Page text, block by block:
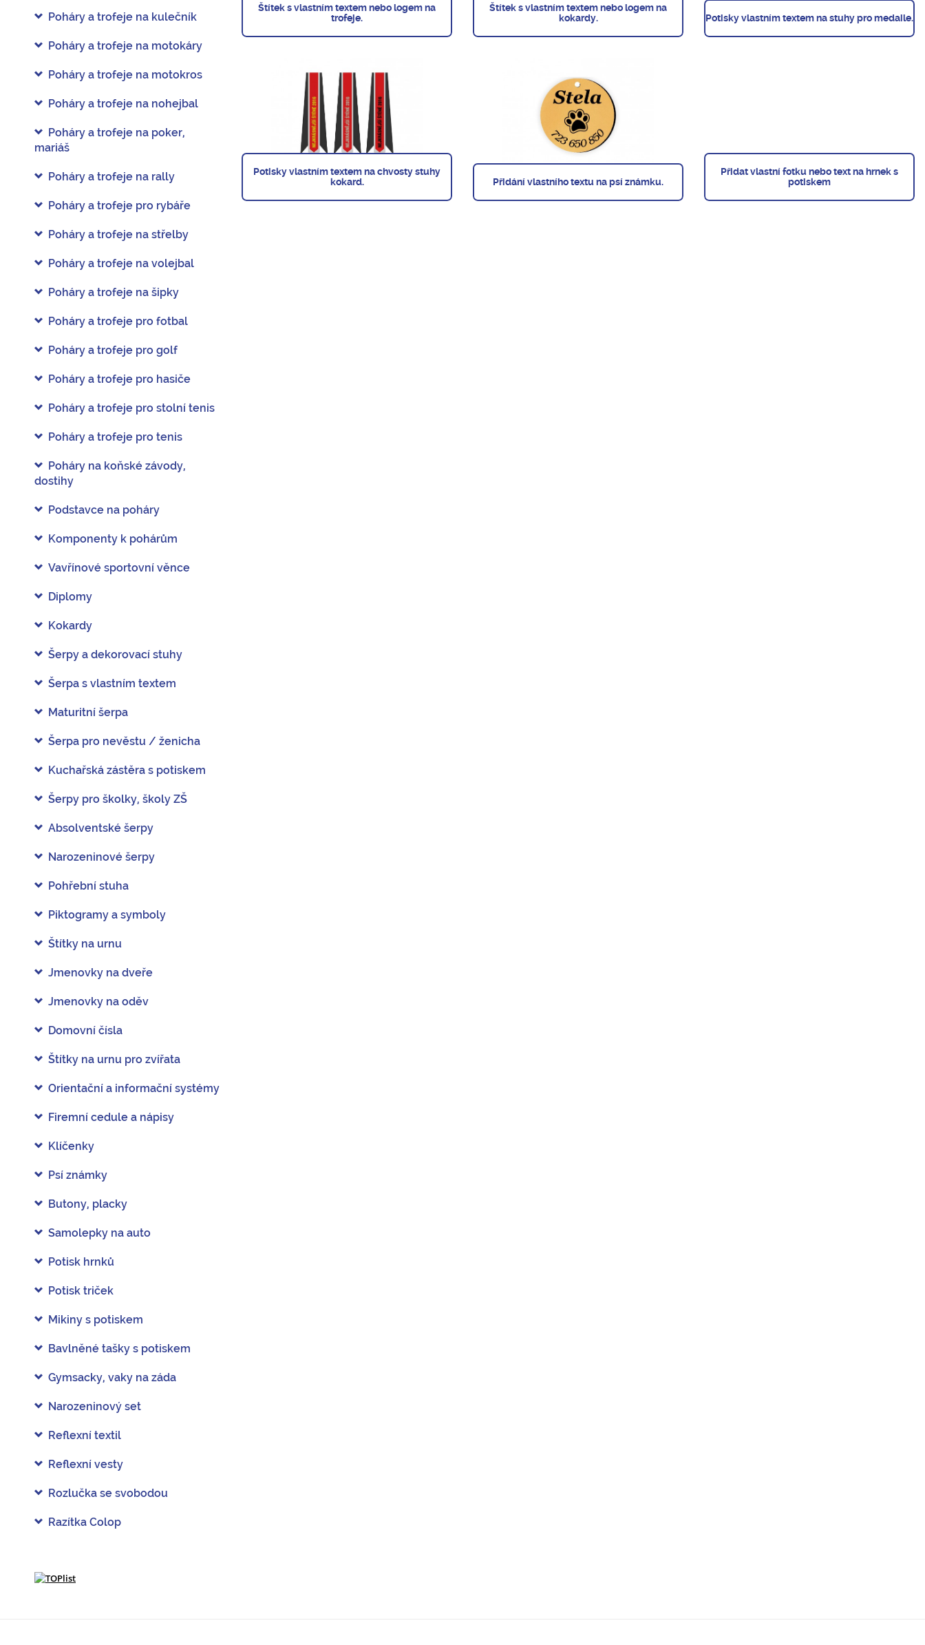
Poháry a trofeje na kulečník
Poháry a trofeje na motokáry
Poháry a trofeje na motokros
Poháry a trofeje na nohejbal
Poháry a trofeje na poker,
mariáš
Poháry a trofeje na rally
Poháry a trofeje pro rybáře
Poháry a trofeje na střelby
Poháry a trofeje na volejbal
Poháry a trofeje na šipky
Poháry a trofeje pro fotbal
Poháry a trofeje pro golf
Poháry a trofeje pro hasiče
Poháry a trofeje pro stolní tenis
Poháry a trofeje pro tenis
Poháry na koňské závody,
dostihy
Podstavce na poháry
Komponenty k pohárům
Vavřínové sportovní věnce
Diplomy
Kokardy
Šerpy a dekorovací stuhy
Šerpa s vlastním textem
Maturitní šerpa
Šerpa pro nevěstu / ženicha
Kuchařská zástěra s potiskem
Šerpy pro školky, školy ZŠ
Absolventské šerpy
Narozeninové šerpy
Pohřební stuha
Piktogramy a symboly
Štítky na urnu
Jmenovky na dveře
Jmenovky na oděv
Domovní čísla
Štítky na urnu pro zvířata
Orientační a informační systémy
Firemní cedule a nápisy
Klíčenky
Psí známky
Butony, placky
Samolepky na auto
Potisk hrnků
Potisk triček
Mikiny s potiskem
Bavlněné tašky s potiskem
Gymsacky, vaky na záda
Narozeninový set
Reflexní textil
Reflexní vesty
Rozlučka se svobodou
Razítka Colop
Štítek s vlastním textem nebo logem na
trofeje.
Štítek s vlastním textem nebo logem na
kokardy.
Potisky vlastním textem na stuhy pro medaile.
Potisky vlastním textem na chvosty stuhy
kokard.
Přidání vlastního textu na psí známku.
Přidat vlastní fotku nebo text na hrnek s
potiskem